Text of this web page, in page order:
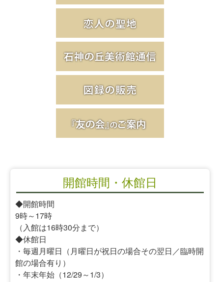
開館時間・休館日
◆開館時間
9時～17時
（入館は16時30分まで）
◆休館日
・毎週月曜日（月曜日が祝日の場合その翌日／臨時開
館の場合有り）
・年末年始（12/29～1/3）